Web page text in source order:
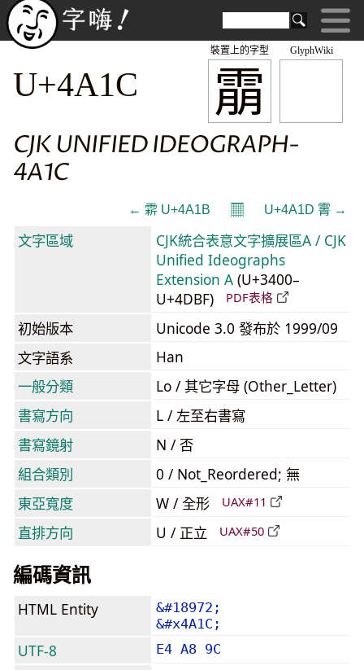
GlyphWiki
䨜
裝置上的字型
U+4A1C
CJK UNIFIED IDEOGRAPH-
4A1C
← 䨛 U+4A1B 𝄜 U+4A1D 䨝 →
文字區域
CJK統合表意文字擴展區A / CJK
Unified Ideographs
Extension A (U+3400–
U+4DBF)
PDF表格
初始版本
Unicode 3.0 發布於 1999/09
文字語系
Han
一般分類
Lo / 其它字母 (Other_Letter)
書寫方向
L / 左至右書寫
書寫鏡射
N / 否
組合類別
0 / Not_Reordered; 無
東亞寬度
W / 全形 UAX#11
直排方向 U / 正立 UAX#50
編碼資訊
HTML Entity
&#18972;
&#x4A1C;
UTF-8 E4 A8 9C